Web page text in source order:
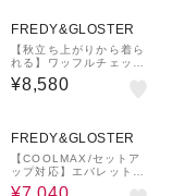
FREDY&GLOSTER
【秋立ち上がりから着ら
れる】ワッフルチェック
ワークシャツ ロングスリ
ーブ
¥8,580
FREDY&GLOSTER
【COOLMAX/セットア
ップ対応】エバレットメ
ッシュオープンカラー半